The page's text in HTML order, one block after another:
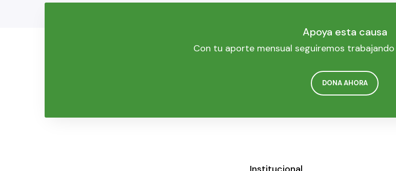
Apoya esta causa
Con tu aporte mensual seguiremos
DONA AHORA